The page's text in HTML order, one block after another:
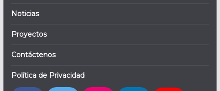
Noticias
Proyectos
Contáctenos
Política de Privacidad